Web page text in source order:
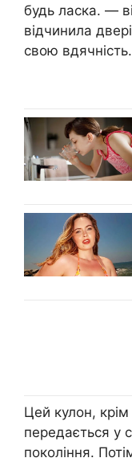
будь ласка. —
відчинила
свою вдячність.
Цей кулон,
передається у
покоління.